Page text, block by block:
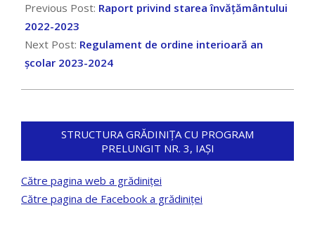
10-
27
Previous Post: Raport privind starea învățământului
2022-2023
Next Post: Regulament de ordine interioară an
școlar 2023-2024
STRUCTURA GRĂDINIȚA CU PROGRAM
PRELUNGIT NR. 3, IAȘI
Către pagina web a grădiniței
Către pagina de Facebook a grădiniței